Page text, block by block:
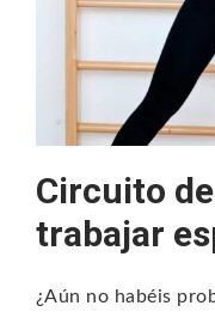
Circuito
trabajar
¿Aún no habéis